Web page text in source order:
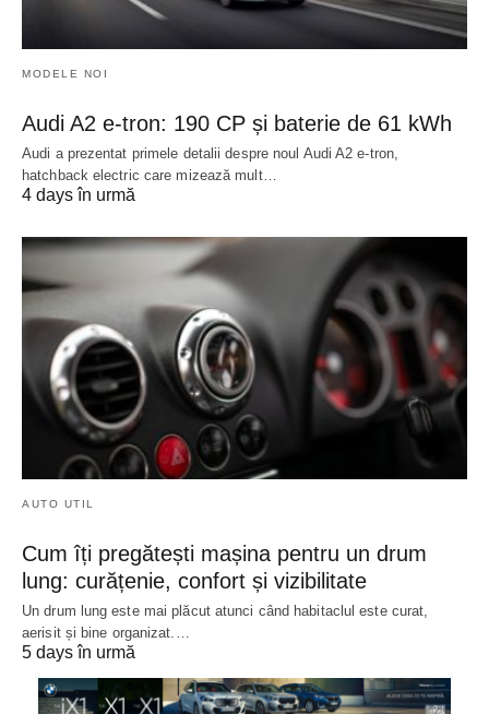
MODELE NOI
Audi A2 e-tron: 190 CP și baterie de 61 kWh
Audi a prezentat primele detalii despre noul Audi A2 e-tron,
hatchback electric care mizează mult…
4 days în urmă
AUTO UTIL
Cum îți pregătești mașina pentru un drum
lung: curățenie, confort și vizibilitate
Un drum lung este mai plăcut atunci când habitaclul este curat,
aerisit și bine organizat.…
5 days în urmă